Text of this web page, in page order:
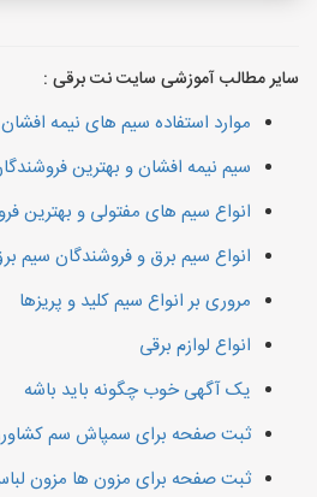
سایر مطالب آموزشی سایت نت برقی :
موارد استفاده سیم های نیمه افشان
سیم نیمه افشان و بهترین
انواع سیم های مفتولی و بهترین
انواع سیم برق و فروشندگان سیم
مروری بر انواع سیم کلید و پریزها
انواع لوازم برقی
یک آگهی خوب چگونه باید باشه
ثبت صفحه برای سمپاش سم
ثبت صفحه برای مزون ها مزون